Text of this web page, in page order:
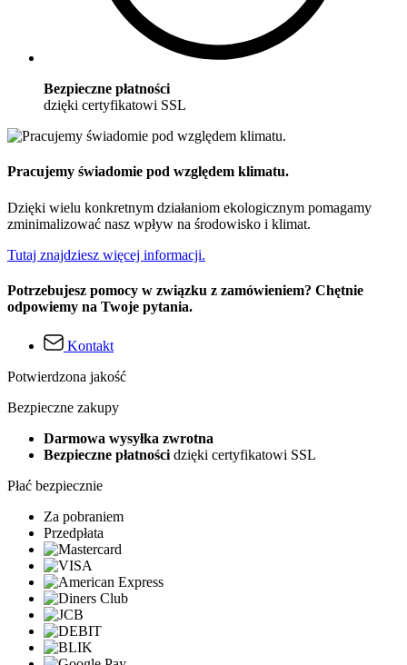
Bezpieczne płatności
dzięki certyfikatowi SSL
Pracujemy świadomie pod względem klimatu.
Dzięki wielu konkretnym działaniom ekologicznym pomagamy
zminimalizować nasz wpływ na środowisko i klimat.
Tutaj znajdziesz więcej informacji.
Potrzebujesz pomocy w związku z zamówieniem? Chętnie
odpowiemy na Twoje pytania.
Kontakt
Potwierdzona jakość
Bezpieczne zakupy
Darmowa wysyłka zwrotna
Bezpieczne płatności dzięki certyfikatowi SSL
Płać bezpiecznie
Za pobraniem
Przedpłata